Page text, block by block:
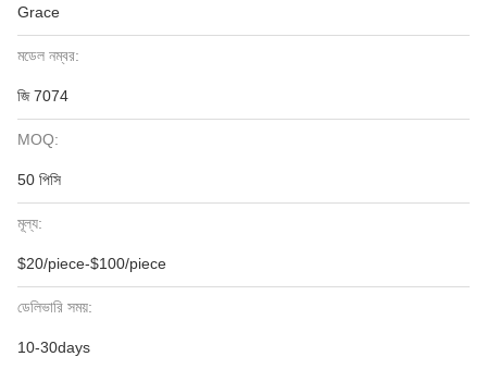
Grace
মডেল নম্বর:
জি 7074
MOQ:
50 পিসি
মূল্য:
$20/piece-$100/piece
ডেলিভারি সময়:
10-30days